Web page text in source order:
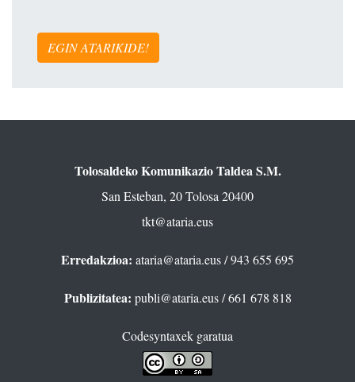
EGIN ATARIKIDE!
Tolosaldeko Komunikazio Taldea S.M.
San Esteban, 20 Tolosa 20400
tkt@ataria.eus
Erredakzioa: ataria@ataria.eus/ 943 655 695
Publizitatea: publi@ataria.eus/ 661 678 818
Codesyntaxek garatua